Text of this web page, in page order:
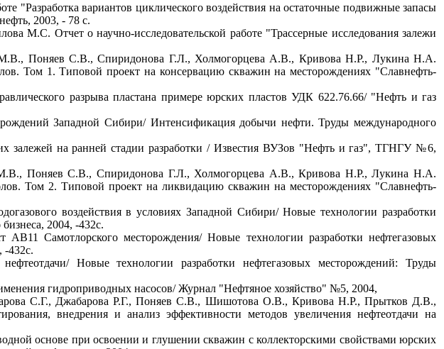
вариантов циклического воздействия на остаточные подвижные запасы
2003, - 78 с.
Отчет о научно-исследовательской работе "Трассерные исследования залежи
Поняев С.В., Спиридонова Г.Л., Холмогорцева А.В., Кривова Н.Р., Лукина Н.А.
Том 1. Типовой проект на консервацию скважин на месторождениях "Славнефть-
разрыва пластана примере юрских пластов УДК 622.76.66/ "Нефть и газ
Западной Сибири/ Интенсификация добычи нефти. Труды международного
на ранней стадии разработки / Известия ВУЗов "Нефть и газ", ТГНГУ №6,
Поняев С.В., Спиридонова Г.Л., Холмогорцева А.В., Кривова Н.Р., Лукина Н.А.
Том 2. Типовой проект на ликвидацию скважин на месторождениях "Славнефть-
воздействия в условиях Западной Сибири/ Новые технологии разработки
2004, -432с.
Самотлорского месторождения/ Новые технологии разработки нефтегазовых
-432с.
Новые технологии разработки нефтегазовых месторождений: Труды
гидроприводных насосов/ Журнал "Нефтяное хозяйство" №5, 2004,
С.Г., Джабарова Р.Г., Поняев С.В., Шишотова О.В., Кривова Н.Р., Прытков Д.В.,
внедрения и анализ эффективности методов увеличения нефтеотдачи на
основе при освоении и глушении скважин с коллекторскими свойствами юрских